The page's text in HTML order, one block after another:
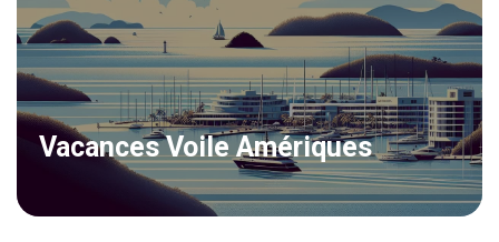
Vacances Voile Amériques